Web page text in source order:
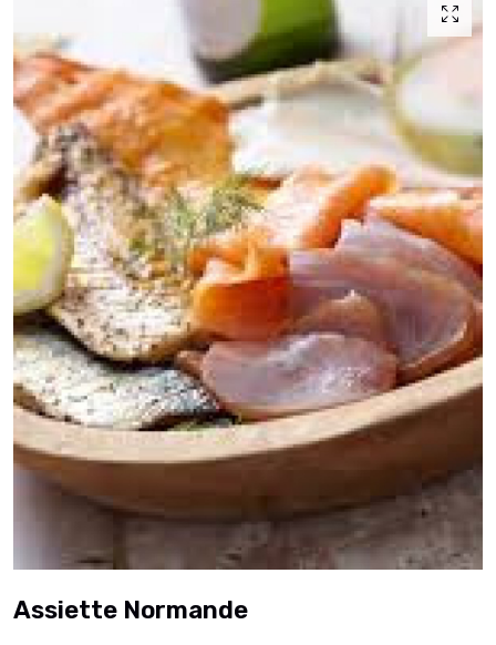
Assiette Normande